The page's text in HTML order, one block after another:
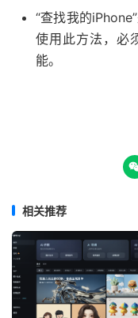
“查找我的
使用此方法，必
能。
相关推荐